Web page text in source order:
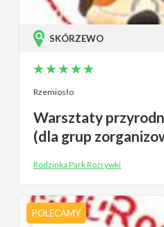
SKÓRZEWO
Rzemiosło
Warsztaty
(dla grup
Rodzinka Park Rozrywki
POLECAMY